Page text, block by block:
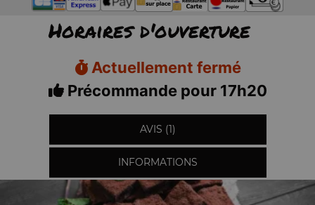
Horaires d'ouverture
Actuellement fermé
Précommande pour 17h20
AVIS (1)
INFORMATIONS